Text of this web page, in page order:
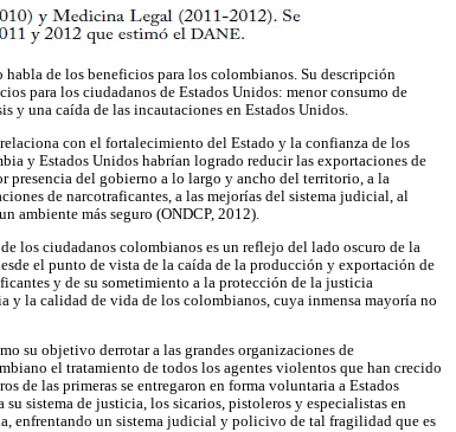
de los beneficios para los colombianos. Su descripción
para los ciudadanos de Estados Unidos: menor consumo de
y una caída de las incautaciones en Estados Unidos.
con el fortalecimiento del Estado y la confianza de los
y Estados Unidos habrían logrado reducir las exportaciones de
presencia del gobierno a lo largo y ancho del territorio, a la
de narcotraficantes, a las mejorías del sistema judicial, al
ambiente más seguro (ONDCP, 2012).
los ciudadanos colombianos es un reflejo del lado oscuro de la
el punto de vista de la caída de la producción y exportación de
y de su sometimiento a la protección de la justicia
y la calidad de vida de los colombianos, cuya inmensa mayoría no
su objetivo derrotar a las grandes organizaciones de
el tratamiento de todos los agentes violentos que han crecido
de las primeras se entregaron en forma voluntaria a Estados
su sistema de justicia, los sicarios, pistoleros y especialistas en
enfrentando un sistema judicial y policivo de tal fragilidad que es